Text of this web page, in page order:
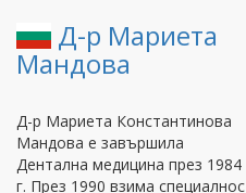
Д-р Мариета
Мандова
Д-р Мариета Константинова
Мандова е завършила
Дентална медицина през 1984
г. През 1990 взима специалнос